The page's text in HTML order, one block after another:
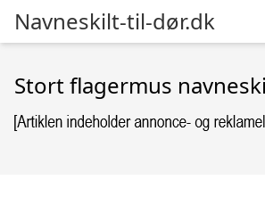
Navneskilt-til-dør.dk
Stort flagermus